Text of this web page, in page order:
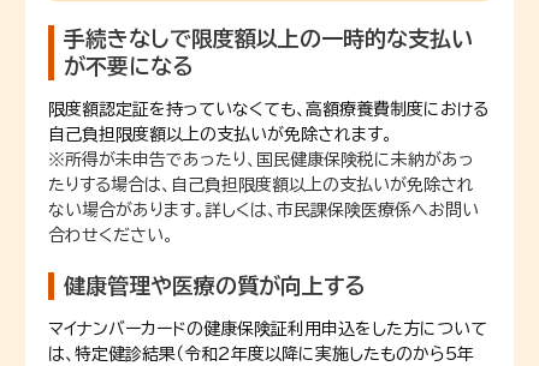
手続きなしで限度額以上の一時的な支払い
が不要になる
限度額認定証を持っていなくても、高額療養費制度における
自己負担限度額以上の支払いが免除されます。
※所得が未申告であったり、国民健康保険税に未納があっ
たりする場合は、自己負担限度額以上の支払いが免除され
ない場合があります。詳しくは、市民課保険医療係へお問い
合わせください。
健康管理や医療の質が向上する
マイナンバーカードの健康保険証利用申込をした方について
は、特定健診結果（令和2年度以降に実施したものから5年